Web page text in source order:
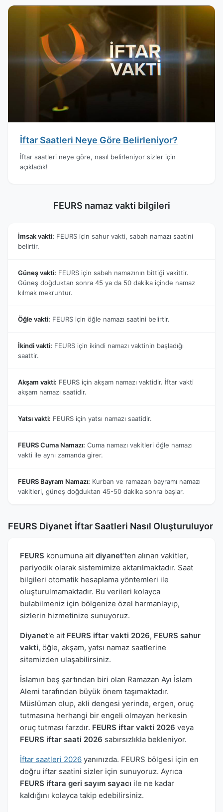
İftar Saatleri Neye Göre Belirleniyor?
İftar saatleri neye göre, nasıl belirleniyor sizler için
açıkladık!
FEURS namaz vakti bilgileri
İmsak vakti: FEURS için sahur vakti, sabah namazı saatini
belirtir.
Güneş vakti: FEURS için sabah namazının bittiği vakittir.
Güneş doğduktan sonra 45 ya da 50 dakika içinde namaz
kılmak mekruhtur.
Öğle vakti: FEURS için öğle namazı saatini belirtir.
İkindi vakti: FEURS için ikindi namazı vaktinin başladığı
saattir.
Akşam vakti: FEURS için akşam namazı vaktidir. İftar vakti
akşam namazı saatidir.
Yatsı vakti: FEURS için yatsı namazı saatidir.
FEURS Cuma Namazı: Cuma namazı vakitleri öğle namazı
vakti ile aynı zamanda girer.
FEURS Bayram Namazı: Kurban ve ramazan bayramı namazı
vakitleri, güneş doğduktan 45-50 dakika sonra başlar.
FEURS Diyanet İftar Saatleri Nasıl Oluşturuluyor
FEURS konumuna ait diyanet'ten alınan vakitler,
periyodik olarak sistemimize aktarılmaktadır. Saat
bilgileri otomatik hesaplama yöntemleri ile
oluşturulmamaktadır. Bu verileri kolayca
bulabilmeniz için bölgenize özel harmanlayıp,
sizlerin hizmetinize sunuyoruz.
Diyanet'e ait FEURS iftar vakti 2026, FEURS sahur
vakti, öğle, akşam, yatsı namaz saatlerine
sitemizden ulaşabilirsiniz.
İslamın beş şartından biri olan Ramazan Ayı İslam
Alemi tarafından büyük önem taşımaktadır.
Müslüman olup, akli dengesi yerinde, ergen, oruç
tutmasına herhangi bir engeli olmayan herkesin
oruç tutması farzdır. FEURS iftar vakti 2026 veya
FEURS iftar saati 2026 sabırsızlıkla bekleniyor.
İftar saatleri 2026 yanınızda. FEURS bölgesi için en
doğru iftar saatini sizler için sunuyoruz. Ayrıca
FEURS iftara geri sayım sayacı ile ne kadar
kaldığını kolayca takip edebilirsiniz.